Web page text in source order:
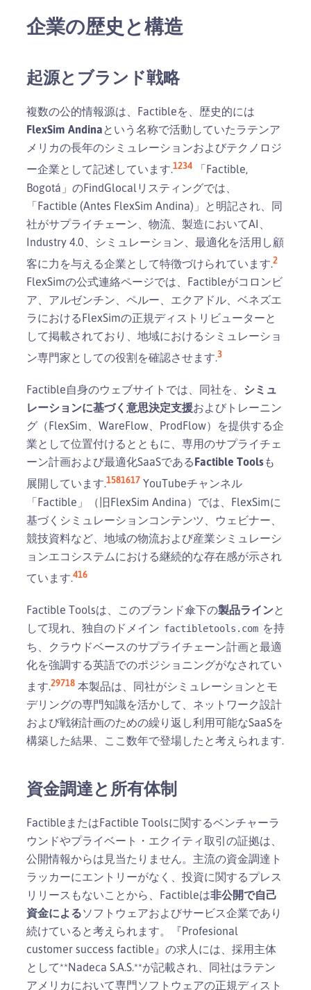
企業の歴史と構造
起源とブランド戦略
複数の公的情報源は、Factibleを、歴史的には
FlexSim Andinaという名称で活動していたラテンア
メリカの長年のシミュレーションおよびテクノロジ
ー企業として記述しています.1234 「Factible,
Bogotá」のFindGlocalリスティングでは、
「Factible (Antes FlexSim Andina)」と明記され、同
社がサプライチェーン、物流、製造においてAI、
Industry 4.0、シミュレーション、最適化を活用し顧
客に力を与える企業として特徴づけられています.2
FlexSimの公式連絡ページでは、Factibleがコロンビ
ア、アルゼンチン、ペルー、エクアドル、ベネズエ
ラにおけるFlexSimの正規ディストリビューターと
して掲載されており、地域におけるシミュレーショ
ン専門家としての役割を確認させます.3
Factible自身のウェブサイトでは、同社を、 シミュ
レーションに基づく意思決定支援およびトレーニン
グ（FlexSim、WareFlow、ProdFlow）を提供する企
業として位置付けるとともに、専用のサプライチェ
ーン計画および最適化SaaSであるFactible Toolsも
展開しています.1581617 YouTubeチャンネル
「Factible」（旧FlexSim Andina）では、FlexSimに
基づくシミュレーションコンテンツ、ウェビナー、
競技資料など、地域の物流および産業シミュレーシ
ョンエコシステムにおける継続的な存在感が示され
ています.416
Factible Toolsは、このブランド傘下の製品ラインと
して現れ、独自のドメイン factibletools.com を持
ち、クラウドベースのサプライチェーン計画と最適
化を強調する英語でのポジショニングがなされてい
ます.29718 本製品は、同社がシミュレーションとモ
デリングの専門知識を活かして、ネットワーク設計
および戦術計画のための繰り返し利用可能なSaaSを
構築した結果、ここ数年で登場したと考えられます.
資金調達と所有体制
FactibleまたはFactible Toolsに関するベンチャーラ
ウンドやプライベート・エクイティ取引の証拠は、
公開情報からは見当たりません。主流の資金調達ト
ラッカーにエントリーがなく、投資に関するプレス
リリースもないことから、Factibleは非公開で自己
資金によるソフトウェアおよびサービス企業であり
続けていると考えられます。『Profesional
customer success factible』の求人には、採用主体
として**Nadeca S.A.S.**が記載され、同社はラテン
アメリカにおいて専門ソフトウェアの正規ディスト